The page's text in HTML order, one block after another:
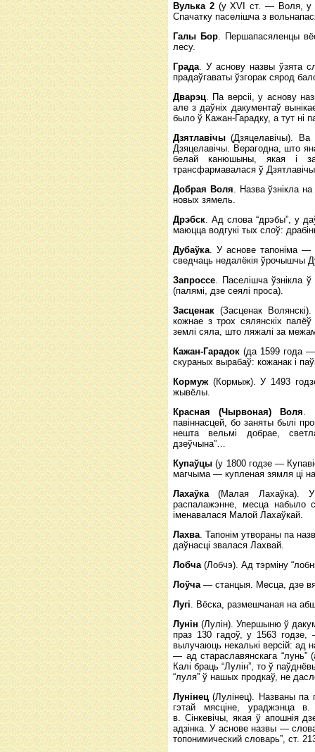
Вулька 2(у XVI ст. — Воля, у
Спачатку паселішча з
Галы Бор. Першапасяленцы
лесу.
Града. У аснову назвы ўзята
прадаўгаваты ўзгорак сярод
Дварэц. Па версіі, у аснову
але з даўніх дакументаў
было ў Кажан-Гарадку, а тут ні
Дзятлавічы (Дзяцелавічы). Ва
Дзяцелавічы. Верагодна, што
белай канюшыны, якая і
трансфармавалася ў
Добрая Воля. Назва ўзнікла
новых зямель.
Дрэбск. Ад слова “дрэбы”, у
маюцца водгукі тых слоў:
Дубаўка. У аснове тапоніма —
сведчаць недалёкія ўрочышчы
Запроссе. Паселішча ўзнікла
(палямі, дзе сеялі проса).
Засценак (Засценак
кожнае з трох сялянскіх
землі сяла, што ляжалі за
Кажан-Гарадок (да 1599 года
скураных вырабаў: кожанак і
Кормуж(Кормыж). У 1493
жывёлы.
Красная (Чырвоная) Воля.
павіннасцей, бо заняты былі
нешта вельмі добрае,
дзеўчына”…
Купаўцы (у 1800 годзе —
магчыма — купленая зямля ці
Лахаўка(Малая Лахаўка). У
распалажэнне, месца набыло
іменавалася Малой Лахаўкай.
Лахва. Тапонім утвораны па
даўнасці звалася Лахвай.
Лобча(Лобчэ). Ад тэрміну
Лоўча— станцыя. Месца, дзе
Лугі. Вёска, размешчаная на
Лунін (Лулін). Упершыню ў
праз 130 гадоў, у 1563
вылучаюць некалькі версій: ад
— ад стараславянскага “лунь”
Калі браць “Лулін”, то ў
“луля” ў нашых продкаў, не
Лунінец (Лулінец). Названы па
гэтай мясціне, ураджэнца
в. Сінкевічы, якая ў апошнія
адзінка. У аснове назвы —
топонимический словарь”, ст.